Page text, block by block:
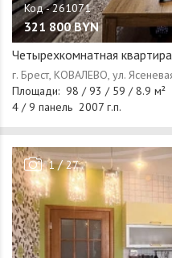
321 800 BYN
Четырехкомнатная квартира
1/27